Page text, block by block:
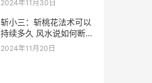
2024年11月30日
斩小三：斩桃花法术可以
持续多久 风水说如何断掉
第三者
2024年11月20日